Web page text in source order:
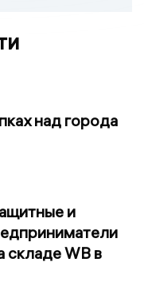
над города
и
складе WB в